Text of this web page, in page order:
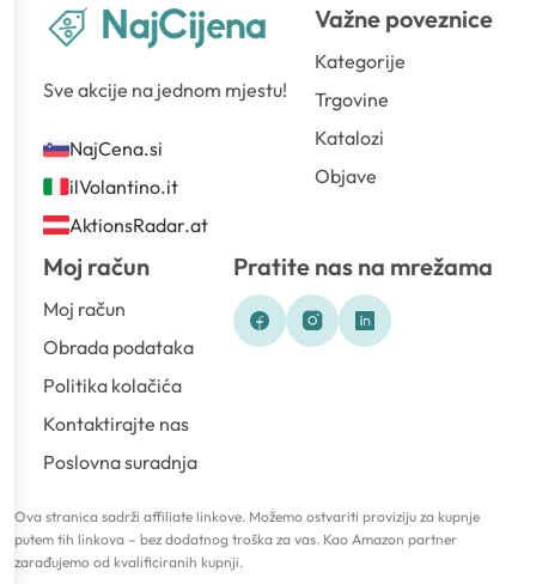
Sve akcije na jednom mjestu!
NajCena.si
ilVolantino.it
AktionsRadar.at
Važne poveznice
Kategorije
Trgovine
Katalozi
Objave
Moj račun
Moj račun
Obrada podataka
Politika kolačića
Kontaktirajte nas
Poslovna suradnja
Pratite nas na mrežama
Ova stranica sadrži affiliate linkove. Možemo ostvariti proviziju za kupnje
putem tih linkova – bez dodatnog troška za vas. Kao Amazon partner
zarađujemo od kvalificiranih kupnji.